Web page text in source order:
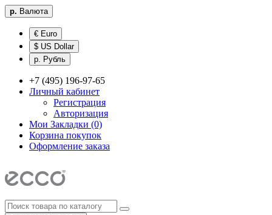
р. Валюта
€ Euro
$ US Dollar
р. Рубль
+7 (495) 196-97-65
Личный кабинет
Регистрация
Авторизация
Мои Закладки (0)
Корзина покупок
Оформление заказа